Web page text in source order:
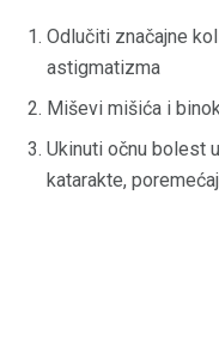
Odlučiti značajne
astigmatizma
Miševi mišića i
Ukinuti očnu bolest
katarakte,